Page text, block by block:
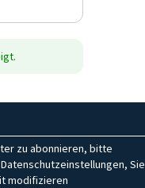
zu abonnieren, bitte
Sie
modifizieren